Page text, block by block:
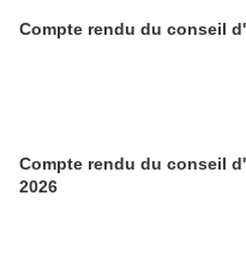
Compte rendu du conseil
Compte rendu du conseil
2026